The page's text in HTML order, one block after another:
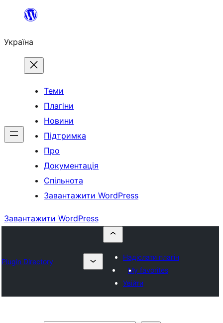
Перейти
вмісту
Україна
Теми
Плагіни
Новини
Підтримка
Про
Документація
Спільнота
Завантажити WordPress
Завантажити WordPress
Plugin Directory
Надіслати плагін
My favorites
Увійти